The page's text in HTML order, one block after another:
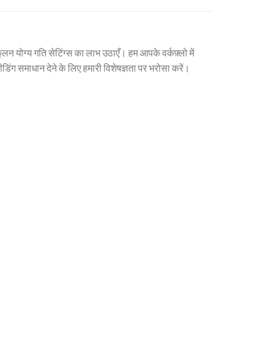
योग्य गति सेटिंग्स का लाभ उठाएँ। हम आपके वर्कफ़्लो में
देने के लिए हमारी विशेषज्ञता पर भरोसा करें।